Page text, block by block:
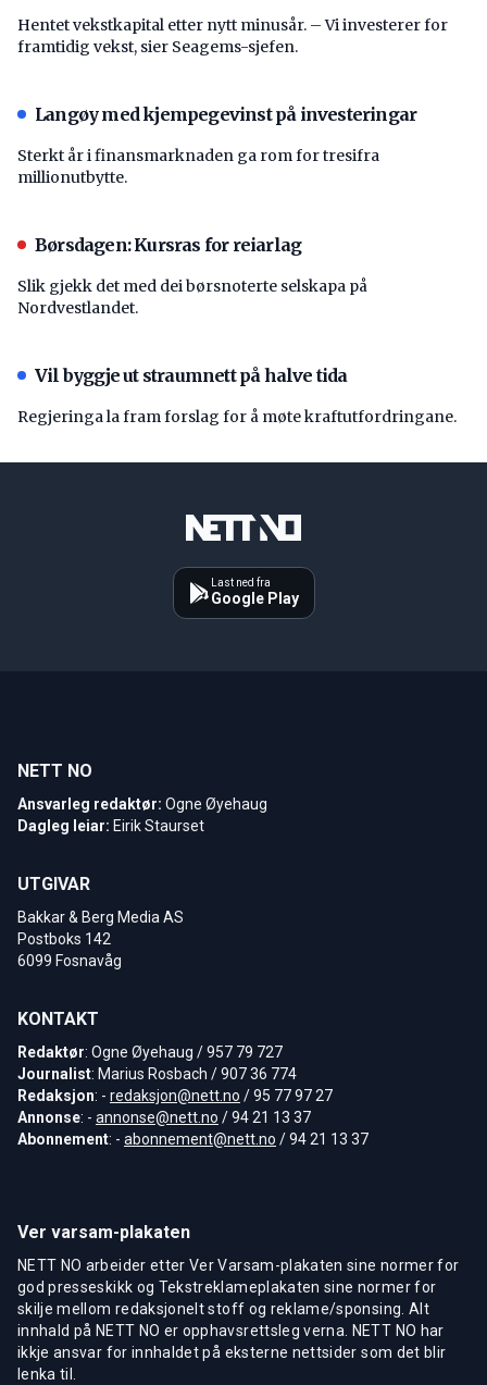
Hentet vekstkapital etter nytt minusår. – Vi investerer for
framtidig vekst, sier Seagems-sjefen.
Langøy med kjempegevinst på investeringar
Sterkt år i finansmarknaden ga rom for tresifra
millionutbytte.
Børsdagen: Kursras for reiarlag
Slik gjekk det med dei børsnoterte selskapa på
Nordvestlandet.
Vil byggje ut straumnett på halve tida
Regjeringa la fram forslag for å møte kraftutfordringane.
Last ned fra
Google Play
NETT NO
Ansvarleg redaktør: Ogne Øyehaug
Dagleg leiar: Eirik Staurset
UTGIVAR
Bakkar & Berg Media AS
Postboks 142
6099 Fosnavåg
KONTAKT
Redaktør: Ogne Øyehaug / 957 79 727
Journalist: Marius Rosbach / 907 36 774
Redaksjon: - redaksjon@nett.no / 95 77 97 27
Annonse: - annonse@nett.no / 94 21 13 37
Abonnement: - abonnement@nett.no / 94 21 13 37
Ver varsam-plakaten
NETT NO arbeider etter Ver Varsam-plakaten sine normer for
god presseskikk og Tekstreklameplakaten sine normer for
skilje mellom redaksjonelt stoff og reklame/sponsing. Alt
innhald på NETT NO er opphavsrettsleg verna. NETT NO har
ikkje ansvar for innhaldet på eksterne nettsider som det blir
lenka til.